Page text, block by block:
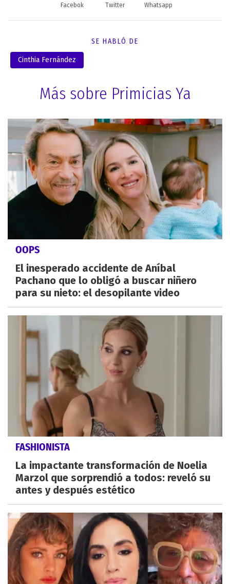
Facebok Twitter Whatsapp
SE HABLÓ DE
Cinthia Fernández
Más sobre Primicias Ya
OOPS
El inesperado accidente de Aníbal
Pachano que lo obligó a buscar niñero
para su nieto: el desopilante video
FASHIONISTA
La impactante transformación de Noelia
Marzol que sorprendió a todos: reveló su
antes y después estético